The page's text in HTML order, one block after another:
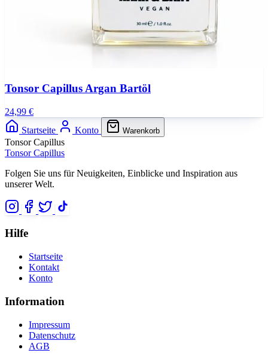
Tonsor Capillus Argan Bartöl
24,99 €
Startseite
Konto Warenkorb
Tonsor Capillus
Tonsor Capillus
Folgen Sie uns für Neuigkeiten, Einblicke und Inspiration aus
unserer Welt.
Hilfe
Startseite
Kontakt
Konto
Information
Impressum
Datenschutz
AGB